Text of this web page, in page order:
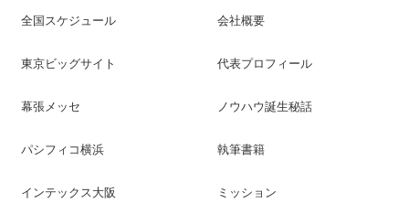
全国スケジュール
東京ビッグサイト
幕張メッセ
パシフィコ横浜
インテックス大阪
会社概要
代表プロフィール
ノウハウ誕生秘話
執筆書籍
ミッション